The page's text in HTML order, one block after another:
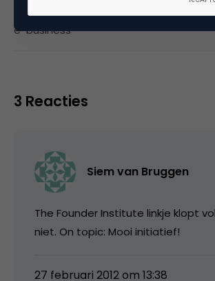
e-business
3 Reacties
Siem van Bruggen
The Founder Institute linkje klopt
niet. On topic: Mooi initiatief!
27 februari 2012 om 13:38